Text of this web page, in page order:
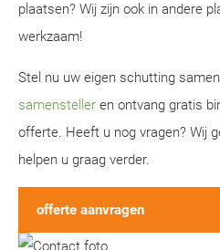
plaatsen? Wij zijn ook in andere
werkzaam!
Stel nu uw eigen schutting
samensteller en ontvang gratis
offerte. Heeft u nog vragen? Wij
helpen u graag verder.
offerte aanvragen